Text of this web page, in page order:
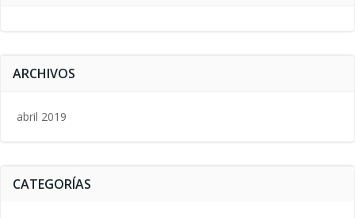
ARCHIVOS
abril 2019
CATEGORÍAS